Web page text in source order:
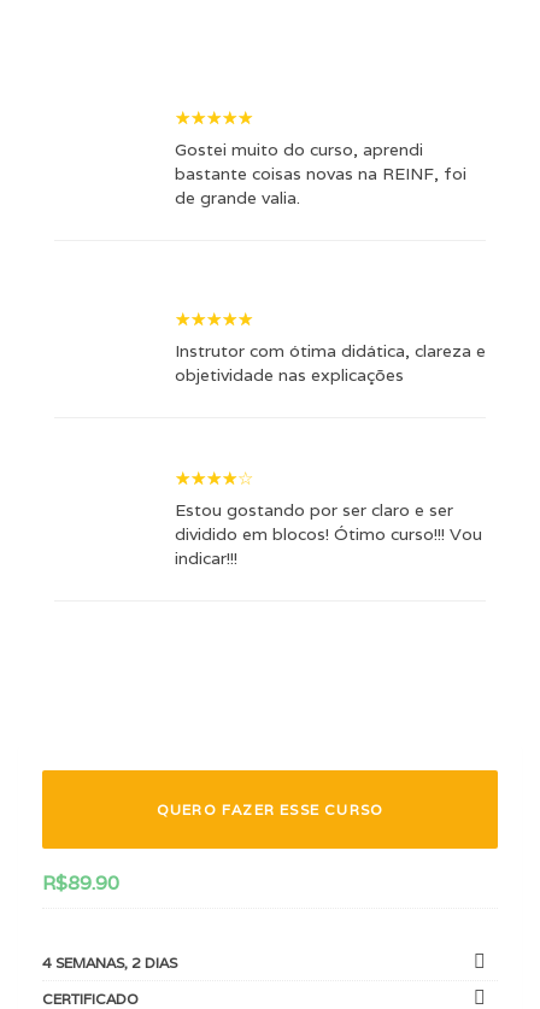
Gostei muito do curso, aprendi
bastante coisas novas na REINF, foi
de grande valia.
Instrutor com ótima didática, clareza e
objetividade nas explicações
Estou gostando por ser claro e ser
dividido em blocos! Ótimo curso!!! Vou
indicar!!!
QUERO FAZER ESSE CURSO
R$89.90
4 SEMANAS, 2 DIAS
CERTIFICADO